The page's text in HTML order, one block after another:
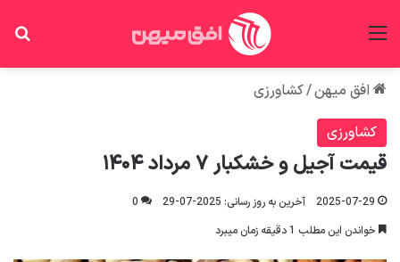
افق میهن/کشاورزی
کشاورزی
قیمت آجیل و خشکبار ۷ مرداد ۱۴۰۴
2025-07-29 آخرین به روز رسانی: 2025-07-29
0
خواندن این مطلب 1 دقیقه زمان میبرد